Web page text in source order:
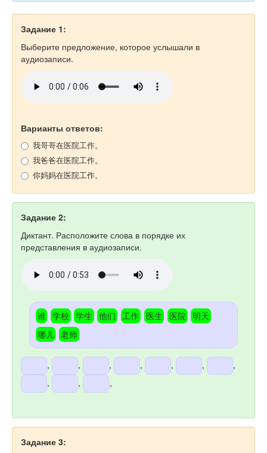
Задание 1:
Выберите предложение, которое услышали в
аудиозаписи.
Варианты ответов:
我哥哥在医院工作。
我爸爸在医院工作。
你妈妈在医院工作。
Задание 2:
Диктант. Расположите слова в порядке их
представления в аудиозаписи.
谁 学校 学生 他们 工作 医生 医院
明天
哪儿 老师
, , , , , ,
,
,
, 。
Задание 3: